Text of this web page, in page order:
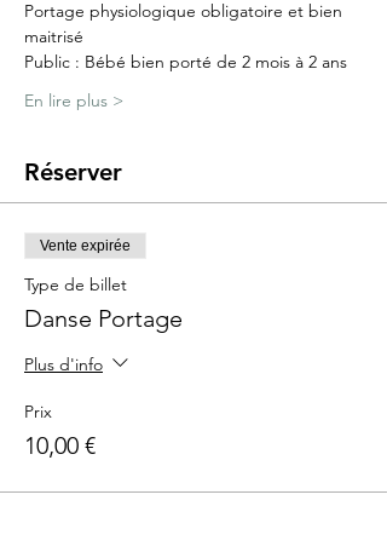
Portage physiologique obligatoire et bien
maitrisé
Public : Bébé bien porté de 2 mois à 2 ans
En lire plus >
Réserver
Vente expirée
Type de billet
Danse Portage
Plus d'info
Prix
10,00 €